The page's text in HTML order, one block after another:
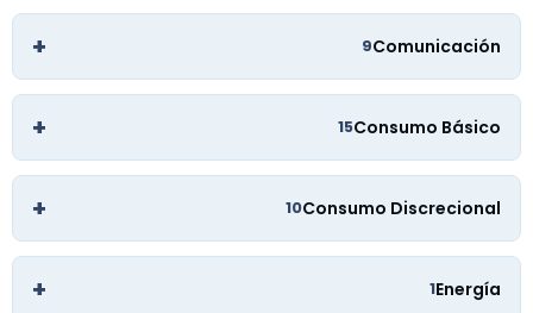
Comunicación
9
+
Consumo Básico
15
+
Consumo Discrecional
10
+
Energía
1
+